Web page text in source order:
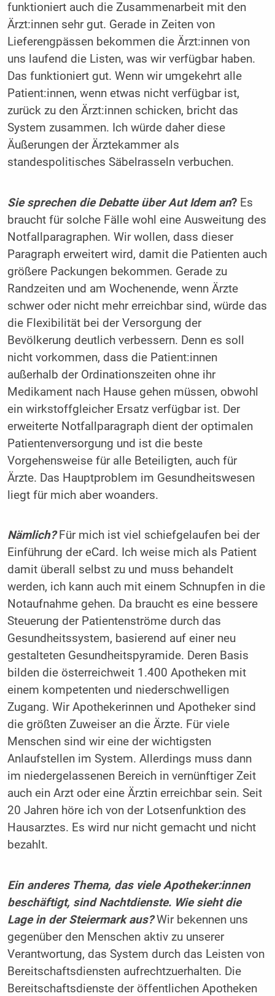
funktioniert auch die Zusammenarbeit mit den
Ärzt:innen sehr gut. Gerade in Zeiten von
Lieferengpässen bekommen die Ärzt:innen von
uns laufend die Listen, was wir verfügbar haben.
Das funktioniert gut. Wenn wir umgekehrt alle
Patient:innen, wenn etwas nicht verfügbar ist,
zurück zu den Ärzt:innen schicken, bricht das
System zusammen. Ich würde daher diese
Äußerungen der Ärztekammer als
standespolitisches Säbelrasseln verbuchen.
Sie sprechen die Debatte über Aut Idem an? Es
braucht für solche Fälle wohl eine Ausweitung des
Notfallparagraphen. Wir wollen, dass dieser
Paragraph erweitert wird, damit die Patienten auch
größere Packungen bekommen. Gerade zu
Randzeiten und am Wochenende, wenn Ärzte
schwer oder nicht mehr erreichbar sind, würde das
die Flexibilität bei der Versorgung der
Bevölkerung deutlich verbessern. Denn es soll
nicht vorkommen, dass die Patient:innen
außerhalb der Ordinationszeiten ohne ihr
Medikament nach Hause gehen müssen, obwohl
ein wirkstoffgleicher Ersatz verfügbar ist. Der
erweiterte Notfallparagraph dient der optimalen
Patientenversorgung und ist die beste
Vorgehensweise für alle Beteiligten, auch für
Ärzte. Das Hauptproblem im Gesundheitswesen
liegt für mich aber woanders.
Nämlich?Für mich ist viel schiefgelaufen bei der
Einführung der eCard. Ich weise mich als Patient
damit überall selbst zu und muss behandelt
werden, ich kann auch mit einem Schnupfen in die
Notaufnahme gehen. Da braucht es eine bessere
Steuerung der Patientenströme durch das
Gesundheitssystem, basierend auf einer neu
gestalteten Gesundheitspyramide. Deren Basis
bilden die österreichweit 1.400 Apotheken mit
einem kompetenten und niederschwelligen
Zugang. Wir Apothekerinnen und Apotheker sind
die größten Zuweiser an die Ärzte. Für viele
Menschen sind wir eine der wichtigsten
Anlaufstellen im System. Allerdings muss dann
im niedergelassenen Bereich in vernünftiger Zeit
auch ein Arzt oder eine Ärztin erreichbar sein. Seit
20 Jahren höre ich von der Lotsenfunktion des
Hausarztes. Es wird nur nicht gemacht und nicht
bezahlt.
Ein anderes Thema, das viele Apotheker:innen
beschäftigt, sind Nachtdienste. Wie sieht die
Lage in der Steiermark aus?Wir bekennen uns
gegenüber den Menschen aktiv zu unserer
Verantwortung, das System durch das Leisten von
Bereitschaftsdiensten aufrechtzuerhalten. Die
Bereitschaftsdienste der öffentlichen Apotheken